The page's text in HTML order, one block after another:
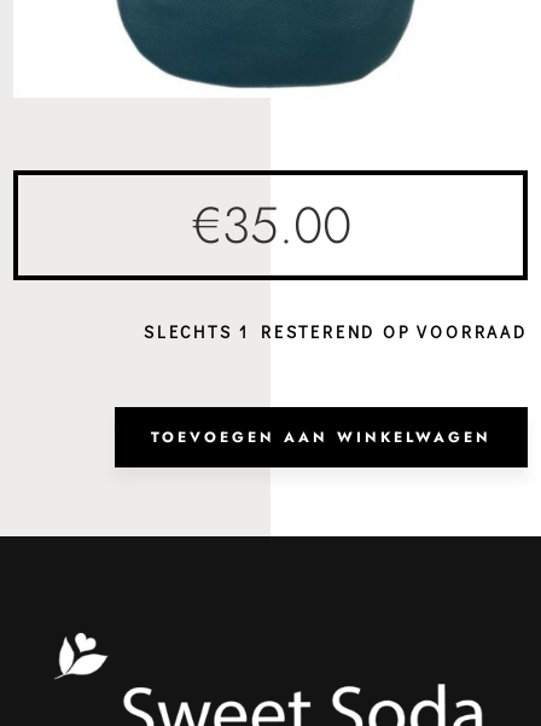
€35.00
SLECHTS 1 RESTEREND OP VOORRAAD
TOEVOEGEN AAN WINKELWAGEN